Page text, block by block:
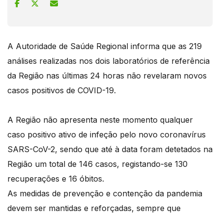
A Autoridade de Saúde Regional informa que as 219
análises realizadas nos dois laboratórios de referência
da Região nas últimas 24 horas não revelaram novos
casos positivos de COVID-19.
A Região não apresenta neste momento qualquer
caso positivo ativo de infeção pelo novo coronavírus
SARS-CoV-2, sendo que até à data foram detetados na
Região um total de 146 casos, registando-se 130
recuperações e 16 óbitos.
As medidas de prevenção e contenção da pandemia
devem ser mantidas e reforçadas, sempre que